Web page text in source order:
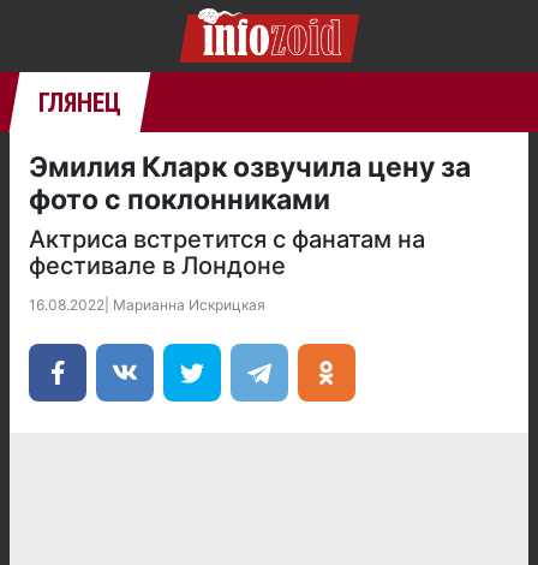
ГЛЯНЕЦ
Эмилия Кларк озвучила цену за
фото с поклонниками
Актриса встретится с фанатам на
фестивале в Лондоне
16.08.2022 Марианна Искрицкая